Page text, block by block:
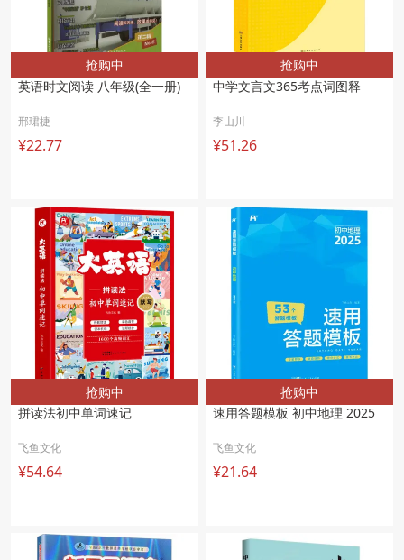
抢购中
英语时文阅读 八年级(全一册)
邢珺捷
¥22.77
抢购中
李山川
¥51.26
抢购中
拼读法初中单词速记
飞鱼文化
¥54.64
抢购中
速用答题模板 初中地理 2025
飞鱼文化
¥21.64